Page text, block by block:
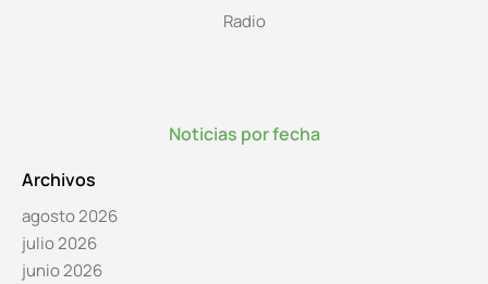
Radio
Noticias por fecha
Archivos
agosto 2026
julio 2026
junio 2026